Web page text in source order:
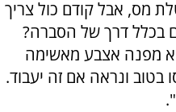
מס, אבל קודם כול צריך
בכלל דרך של הסברה?
מפנה אצבע מאשימה
ונראה אם זה יעבוד.